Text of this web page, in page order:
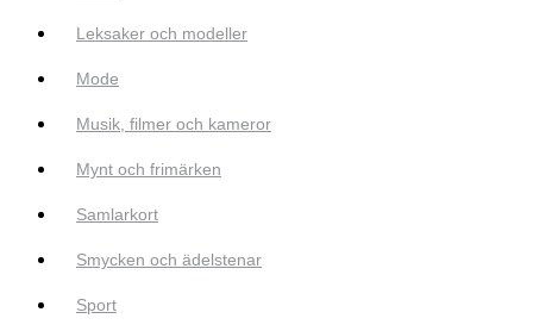
Leksaker och modeller
Mode
Musik, filmer och kameror
Mynt och frimärken
Samlarkort
Smycken och ädelstenar
Sport